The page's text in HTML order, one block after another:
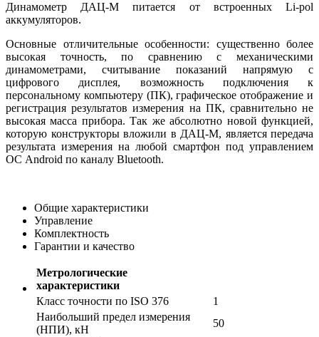
Динамометр ДАЦ-М питается от встроенных Li-pol
аккумуляторов.
Основные отличительные особенности: существенно более
высокая точность, по сравнению с механическими
динамометрами, считывание показаний напрямую с
цифрового дисплея, возможность подключения к
персональному компьютеру (ПК), графическое отображение и
регистрация результатов измерения на ПК, сравнительно не
высокая масса прибора. Так же абсолютно новой функцией,
которую конструкторы вложили в ДАЦ-М, является передача
результата измерения на любой смартфон под управлением
ОС Android по каналу Bluetooth.
Общие характеристики
Управление
Комплектность
Гарантии и качество
Метрологические
характеристики
Класс точности по ISO 376
1
Наибольший предел измерения
(НПИ), кН
50